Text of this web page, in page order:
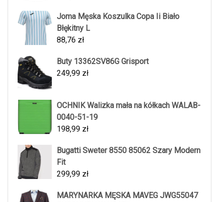
Joma Męska Koszulka Copa Ii Biało
Błękitny L
88,76 zł
Buty 13362SV86G Grisport
249,99 zł
OCHNIK Walizka mała na kółkach WALAB-
0040-51-19
198,99 zł
Bugatti Sweter 8550 85062 Szary Modern
Fit
299,99 zł
MARYNARKA MĘSKA MAVEG JWG55047